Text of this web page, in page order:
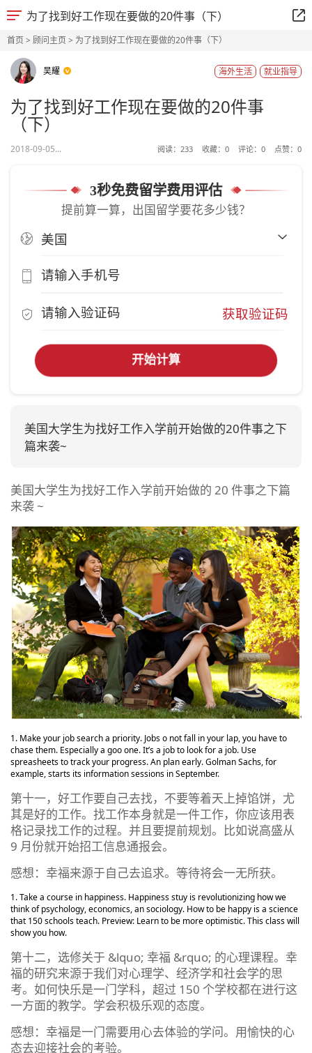
为了找到好工作现在要做的20件事（下）
首页> 顾问主页> 为了找到好工作现在要做的20件事（下）
吴耀 就业指导
海外生活
为了找到好工作现在要做的20件事
（下）
2018-09-05... 阅读： 233 收藏： 0 评论： 0 点赞： 0
3秒免费留学费用评估
提前算一算，出国留学要花多少钱？
获取验证码
开始计算
美国大学生为找好工作入学前开始做的20件事之下
篇来袭~
美国大学生为找好工作入学前开始做的 20 件事之下篇
来袭 ~
Make your job search a priority. Jobs o not fall in your lap, you have to
chase them. Especially a goo one. It’s a job to look for a job. Use
spreasheets to track your progress. An plan early. Golman Sachs, for
example, starts its information sessions in September.
第十一，好工作要自己去找，不要等着天上掉馅饼，尤
其是好的工作。找工作本身就是一件工作，你应该用表
格记录找工作的过程。并且要提前规划。比如说高盛从
9 月份就开始招工信息通报会。
感想：幸福来源于自己去追求。等待将会一无所获。
Take a course in happiness. Happiness stuy is revolutionizing how we
think of psychology, economics, an sociology. How to be happy is a science
that 150 schools teach. Preview: Learn to be more optimistic. This class will
show you how.
第十二，选修关于 &lquo; 幸福 &rquo; 的心理课程。幸
福的研究来源于我们对心理学、经济学和社会学的思
考。如何快乐是一门学科，超过 150 个学校都在进行这
一方面的教学。学会积极乐观的态度。
感想：幸福是一门需要用心去体验的学问。用愉快的心
态去迎接社会的考验。